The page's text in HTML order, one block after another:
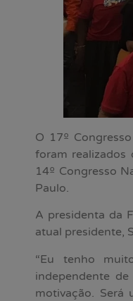
O 17º
foram realizados
14º Congresso
Paulo.
A presidenta da
atual presidente,
“Eu tenho
independente
motivação.